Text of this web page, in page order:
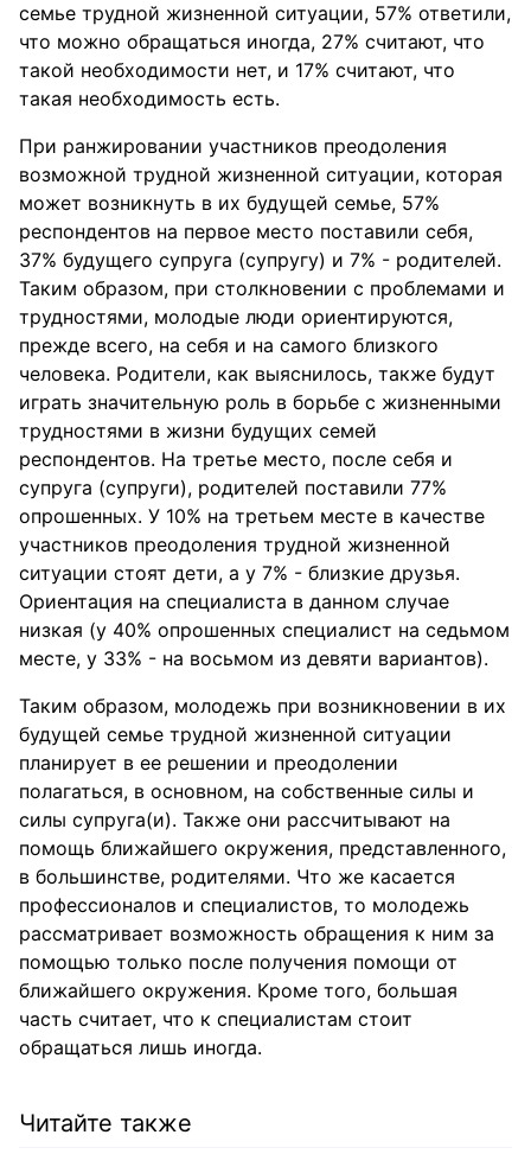
семье трудной жизненной ситуации, 57% ответили,
что можно обращаться иногда, 27% считают, что
такой необходимости нет, и 17% считают, что
такая необходимость есть.
При ранжировании участников преодоления
возможной трудной жизненной ситуации, которая
может возникнуть в их будущей семье, 57%
респондентов на первое место поставили себя,
37% будущего супруга (супругу) и 7% - родителей.
Таким образом, при столкновении с проблемами и
трудностями, молодые люди ориентируются,
прежде всего, на себя и на самого близкого
человека. Родители, как выяснилось, также будут
играть значительную роль в борьбе с жизненными
трудностями в жизни будущих семей
респондентов. На третье место, после себя и
супруга (супруги), родителей поставили 77%
опрошенных. У 10% на третьем месте в качестве
участников преодоления трудной жизненной
ситуации стоят дети, а у 7% - близкие друзья.
Ориентация на специалиста в данном случае
низкая (у 40% опрошенных специалист на седьмом
месте, у 33% - на восьмом из девяти вариантов).
Таким образом, молодежь при возникновении в их
будущей семье трудной жизненной ситуации
планирует в ее решении и преодолении
полагаться, в основном, на собственные силы и
силы супруга(и). Также они рассчитывают на
помощь ближайшего окружения, представленного,
в большинстве, родителями. Что же касается
профессионалов и специалистов, то молодежь
рассматривает возможность обращения к ним за
помощью только после получения помощи от
ближайшего окружения. Кроме того, большая
часть считает, что к специалистам стоит
обращаться лишь иногда.
Читайте также